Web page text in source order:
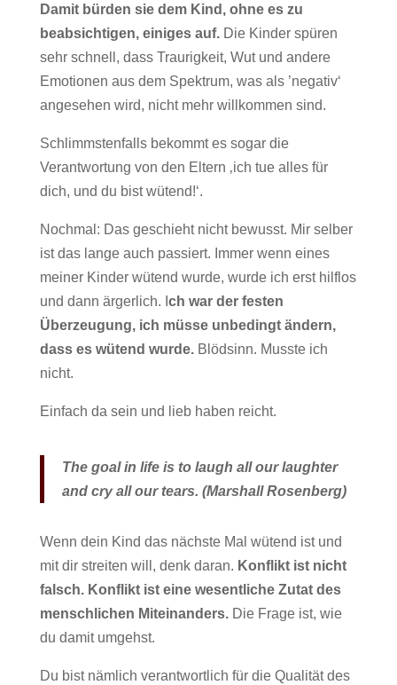
Damit bürden sie dem Kind, ohne es zu
beabsichtigen, einiges auf.Die Kinder spüren
sehr schnell, dass Traurigkeit, Wut und andere
Emotionen aus dem Spektrum, was als ’negativ‘
angesehen wird, nicht mehr willkommen sind.
Schlimmstenfalls bekommt es sogar die
Verantwortung von den Eltern ‚ich tue alles für
dich, und du bist wütend!‘.
Nochmal: Das geschieht nicht bewusst. Mir selber
ist das lange auch passiert. Immer wenn eines
meiner Kinder wütend wurde, wurde ich erst hilflos
und dann ärgerlich. Ich war der festen
Überzeugung, ich müsse unbedingt ändern,
dass es wütend wurde.Blödsinn. Musste ich
nicht.
Einfach da sein und lieb haben reicht.
The goal in life is to laugh all our laughter
and cry all our tears. (Marshall Rosenberg)
Wenn dein Kind das nächste Mal wütend ist und
mit dir streiten will, denk daran. Konflikt ist nicht
falsch. Konflikt ist eine wesentliche Zutat des
menschlichen Miteinanders.Die Frage ist, wie
du damit umgehst.
Du bist nämlich verantwortlich für die Qualität des